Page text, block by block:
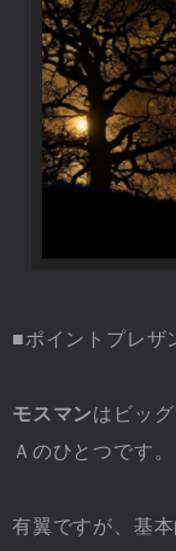
■ポイントプレザ
モスマンはビッ
Ａのひとつです。
有翼ですが、基